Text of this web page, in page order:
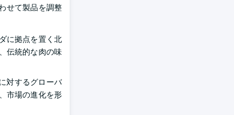
せて製品を調整
に拠点を置く北
伝統的な肉の味
対するグローバ
市場の進化を形